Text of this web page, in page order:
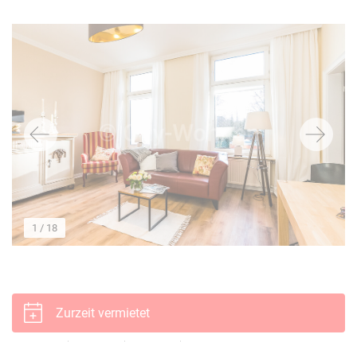
1 / 18
Zurzeit vermietet